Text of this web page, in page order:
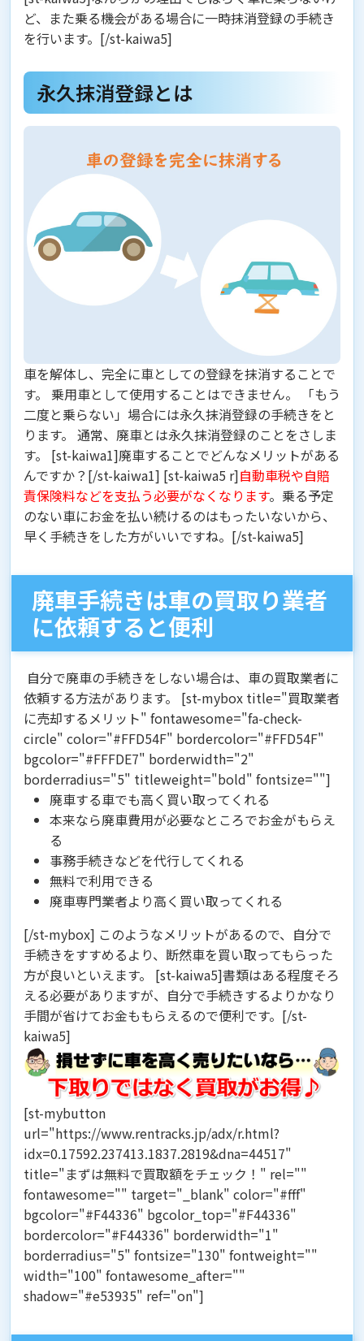
ど、また乗る機会がある場合に一時抹消登録の手続き
を行います。[/st-kaiwa5]
永久抹消登録とは
車を解体し、完全に車としての登録を抹消することで
す。
乗用車として使用することはできません。 「もう
二度と乗らない」場合には永久抹消登録の手続きをと
ります。 通常、廃車とは永久抹消登録のことをさしま
す。 [st-kaiwa1]廃車することでどんなメリットがある
んですか？[/st-kaiwa1] [st-kaiwa5 r]自動車税や自賠
責保険料などを支払う必要がなくなります。乗る予定
のない車にお金を払い続けるのはもったいないから、
早く手続きをした方がいいですね。[/st-kaiwa5]
廃車手続きは車の買取り業者
に依頼すると便利
自分で廃車の手続きをしない場合は、車の買取業者に
依頼する方法があります。 [st-mybox title="買取業者
に売却するメリット" fontawesome="fa-check-
circle" color="#FFD54F" bordercolor="#FFD54F"
bgcolor="#FFFDE7" borderwidth="2"
borderradius="5" titleweight="bold" fontsize=""]
廃車する車でも高く買い取ってくれる
本来なら廃車費用が必要なところでお金がもらえ
る
事務手続きなどを代行してくれる
無料で利用できる
廃車専門業者より高く買い取ってくれる
[/st-mybox] このようなメリットがあるので、自分で
手続きをすすめるより、断然車を買い取ってもらった
方が良いといえます。 [st-kaiwa5]書類はある程度そろ
える必要がありますが、自分で手続きするよりかなり
手間が省けてお金ももらえるので便利です。[/st-
kaiwa5]
[st-mybutton
url="https://www.rentracks.jp/adx/r.html?
idx=0.17592.237413.1837.2819&dna=44517"
title="まずは無料で買取額をチェック！" rel=""
fontawesome="" target="_blank" color="#fff"
bgcolor="#F44336" bgcolor_top="#F44336"
bordercolor="#F44336" borderwidth="1"
borderradius="5" fontsize="130" fontweight=""
width="100" fontawesome_after=""
shadow="#e53935" ref="on"]